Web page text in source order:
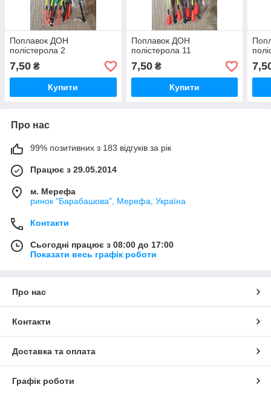
Поплавок ДОН
полістерола 2
7,50 ₴
Купити
Поплавок ДОН
полістерола 11
7,50₴
Купити
Про нас
99% позитивних з 183 відгуків за рік
Працює з 29.05.2014
м. Мерефа
ринок "Барабашова", Мерефа, Україна
Контакти
Сьогодні працює з 08:00 до 17:00
Показати весь графік роботи
Про нас
Контакти
Доставка та оплата
Графік роботи